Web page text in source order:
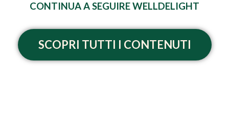
CONTINUA A SEGUIRE WELLDELIGHT
SCOPRI TUTTI I CONTENUTI